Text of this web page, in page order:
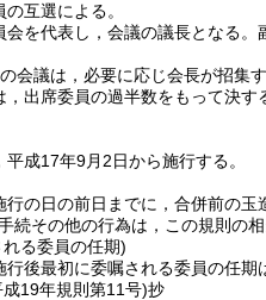
互選による。
を代表し，会議の議長となる。
会議は，必要に応じ会長が招集す
出席委員の過半数をもって決す
平成17年9月2日から施行する。
行の日の前日までに，合併前の
続その他の行為は，この規則の
る委員の任期)
行後最初に委嘱される委員の任期
成19年規則第11号)抄